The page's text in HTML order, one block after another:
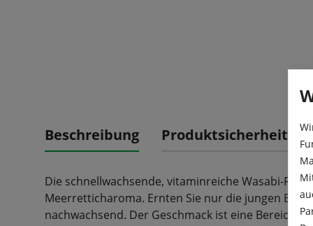
Beschreibung Produktsicherheit
Die schnellwachsende, vitaminreiche Wasabi-
Meerretticharoma. Ernten Sie nur die jungen
nachwachsend. Der Geschmack ist eine